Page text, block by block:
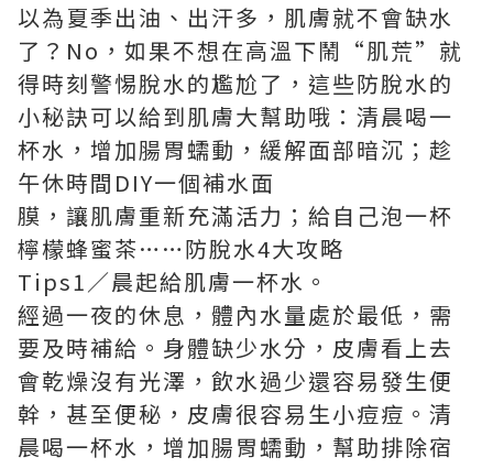
以為夏季出油、出汗多，肌膚就不會缺水
了？No，如果不想在高溫下鬧“肌荒”就
得時刻警惕脫水的尷尬了，這些防脫水的
小秘訣可以給到肌膚大幫助哦：清晨喝一
杯水，增加腸胃蠕動，緩解面部暗沉；趁
午休時間DIY一個補水面
膜，讓肌膚重新充滿活力；給自己泡一杯
檸檬蜂蜜茶……防脫水4大攻略
Tips1／晨起給肌膚一杯水。
經過一夜的休息，體內水量處於最低，需
要及時補給。身體缺少水分，皮膚看上去
會乾燥沒有光澤，飲水過少還容易發生便
幹，甚至便秘，皮膚很容易生小痘痘。清
晨喝一杯水，增加腸胃蠕動，幫助排除宿